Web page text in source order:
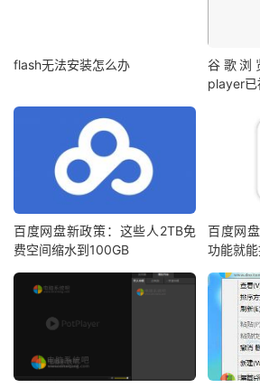
flash无法安装怎么办
谷歌浏
player已
百度网盘新政策：这些人2TB免
费空间缩水到100GB
百度网
功能就